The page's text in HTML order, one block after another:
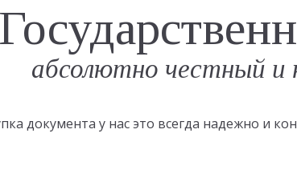
абсолютно честный и
документа у нас это всегда надежно и